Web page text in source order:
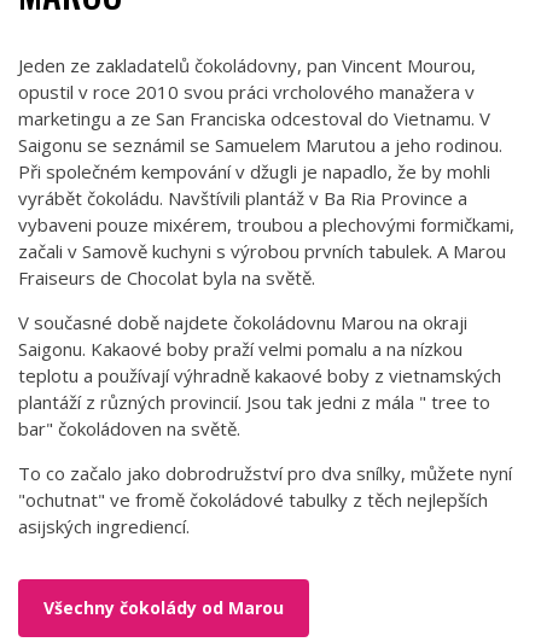
Jeden ze zakladatelů čokoládovny, pan Vincent Mourou,
opustil v roce 2010 svou práci vrcholového manažera v
marketingu a ze San Franciska odcestoval do Vietnamu. V
Saigonu se seznámil se Samuelem Marutou a jeho rodinou.
Při společném kempování v džugli je napadlo, že by mohli
vyrábět čokoládu. Navštívili plantáž v Ba Ria Province a
vybaveni pouze mixérem, troubou a plechovými formičkami,
začali v Samově kuchyni s výrobou prvních tabulek. A Marou
Fraiseurs de Chocolat byla na světě.
V současné době najdete čokoládovnu Marou na okraji
Saigonu. Kakaové boby praží velmi pomalu a na nízkou
teplotu a používají výhradně kakaové boby z vietnamských
plantáží z různých provincií. Jsou tak jedni z mála " tree to
bar" čokoládoven na světě.
To co začalo jako dobrodružství pro dva snílky, můžete nyní
"ochutnat" ve fromě čokoládové tabulky z těch nejlepších
asijských ingrediencí.
Všechny čokolády od Marou